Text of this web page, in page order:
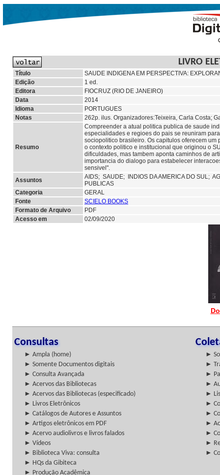
LIVRO
Título
SAUDE INDIGENA EM PERSPECTIVA:
Edição
1 ed.
Editora
FIOCRUZ (RIO DE JANEIRO)
Data
2014
Idioma
PORTUGUES
Notas
262p. ilus. Organizadores:Teixeira, Carla Costa;
Resumo
Compreender a atual politica publica de saude
especialidades e regioes do pais se reuniram
sociopolitico brasileiro. Os capitulos oferecem
o contexto politico e institucional que originou o
dificuldades, mas tambem aponta caminhos de
importancia do dialogo para estabelecer
sensivel".
Assuntos
AIDS; SAUDE; INDIOS DA AMERICA DO SUL;
PUBLICAS
Categoria
GERAL
Fonte
SCIELO BOOKS
Formato de Arquivo
PDF
Acesso em
02/09/2020
Consultas
► Ampla (home)
►
► Somente Documentos digitais
►
► Consulta Avançada
►
► Acervos das Bibliotecas
►
► Acervos das Bibliotecas (especificado)
►
► Livros Eletrônicos
►
► Catálogos de Autores e Assuntos
►
► Artigos eletrônicos em PDF
►
► Acervo audiolivros e livros falados
►
► Vídeos
►
► Biblioteca Viva: consulta
►
► HQs da Gibiteca
► Produção Acadêmica